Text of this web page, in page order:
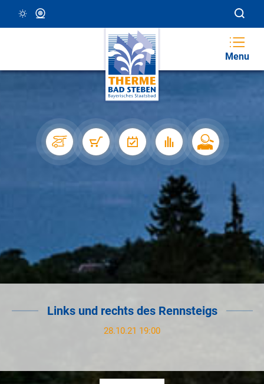
27 °C, Klar/Sonnig
Menu
Links und rechts des Rennsteigs
28.10.21 19:00